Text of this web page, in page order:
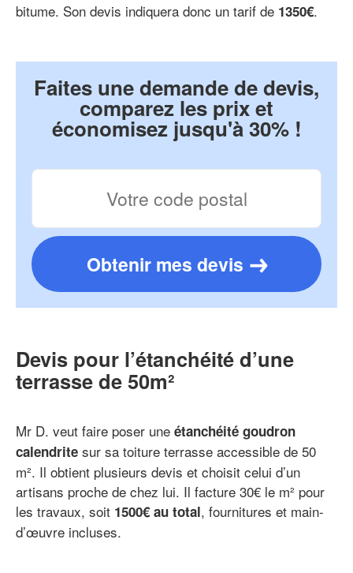
bitume. Son devis indiquera donc un tarif de 1350€.
Faites une demande de devis,
comparez les prix et
économisez jusqu'à 30% !
Obtenir mes devis
Devis pour l’étanchéité d’une
terrasse de 50m²
Mr D. veut faire poser une étanchéité goudron
calendrite sur sa toiture terrasse accessible de 50
m². Il obtient plusieurs devis et choisit celui d’un
artisans proche de chez lui. Il facture 30€ le m² pour
les travaux, soit 1500€ au total, fournitures et main-
d’œuvre incluses.